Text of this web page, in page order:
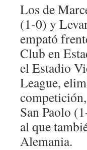
Los de
(1-0) y
empató
Club en
el Estadio
League,
San Paolo
al que
Alemania.